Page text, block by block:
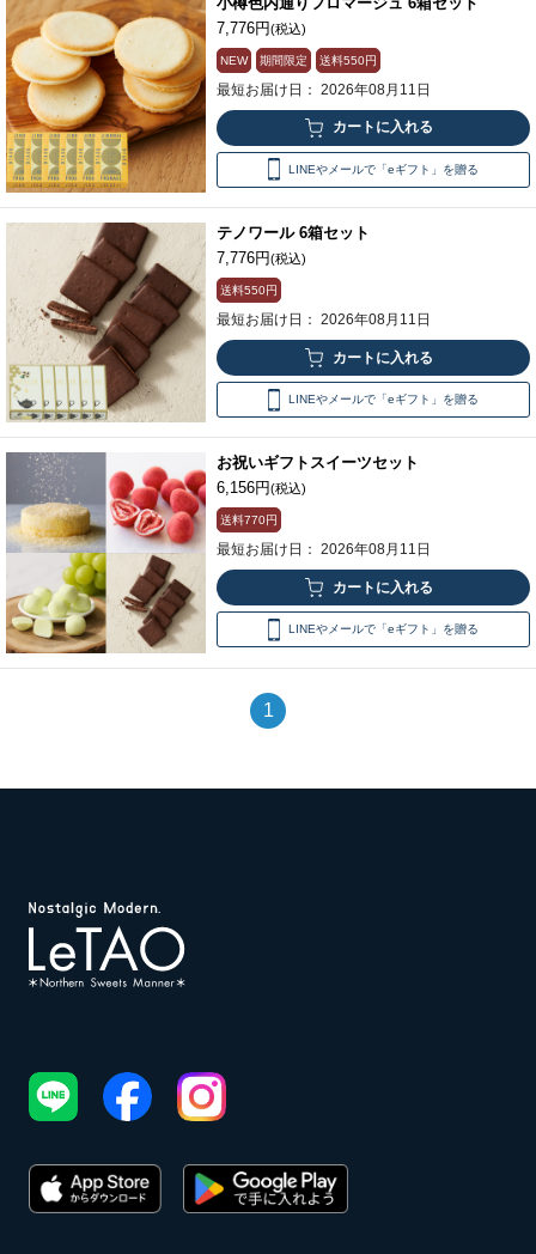
7,776円(税込)
NEW 期間限定 送料550円
最短お届け日： 2026年08月11日
LINEやメールで「eギフト」を贈る
テノワール 6箱セット
7,776円(税込)
送料550円
最短お届け日： 2026年08月11日
LINEやメールで「eギフト」を贈る
お祝いギフトスイーツセット
6,156円(税込)
送料770円
最短お届け日： 2026年08月11日
LINEやメールで「eギフト」を贈る
1